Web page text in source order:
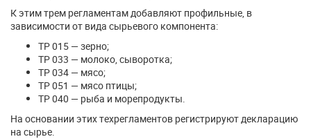
К этим трем регламентам добавляют профильные, в
зависимости от вида сырьевого компонента:
ТР 015 — зерно;
ТР 033 — молоко, сыворотка;
ТР 034 — мясо;
ТР 051 — мясо птицы;
ТР 040 — рыба и морепродукты.
На основании этих техрегламентов регистрируют декларацию
на сырье.